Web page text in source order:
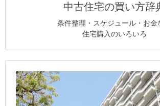
中古住宅の買い方辞
条件整理・スケジュール・お金
住宅購入のいろいろ